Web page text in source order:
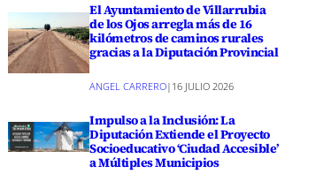
El Ayuntamiento de Villarrubia
de los Ojos arregla más de 16
kilómetros de caminos rurales
gracias a la Diputación Provincial
ANGEL CARRERO| 16 JULIO 2026
Impulso a la Inclusión: La
Diputación Extiende el Proyecto
Socioeducativo ‘Ciudad Accesible’
a Múltiples Municipios